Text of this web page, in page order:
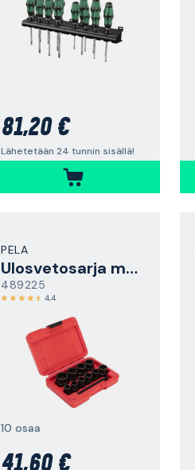
81,20 €
Lähetetään 24 tunnin sisällä!
PELA
Ulosvetosarja muttereille
489225
4,4
10 osaa